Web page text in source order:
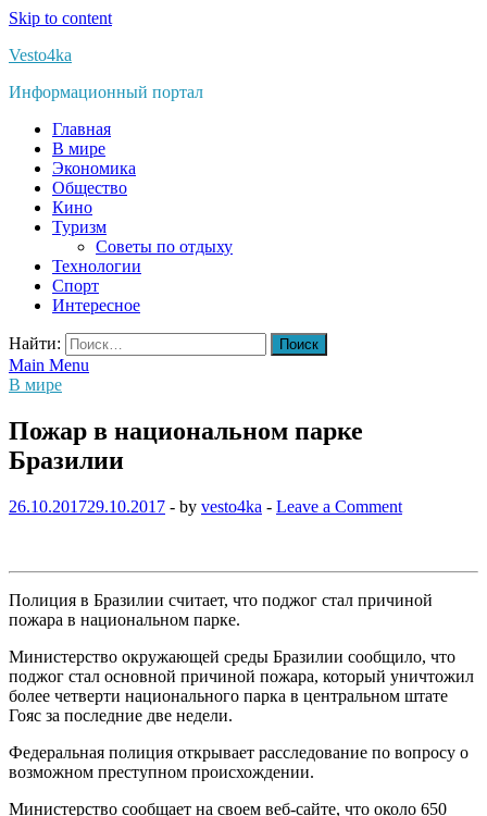
Skip to content
Vesto4ka
Информационный портал
Главная
В мире
Экономика
Общество
Кино
Туризм
Советы по отдыху
Технологии
Спорт
Интересное
Найти:
Main Menu
В мире
Пожар в национальном парке
Бразилии
26.10.201729.10.2017 - by vesto4ka - Leave a Comment
Полиция в Бразилии считает, что поджог стал причиной
пожара в национальном парке.
Министерство окружающей среды Бразилии сообщило, что
поджог стал основной причиной пожара, который уничтожил
более четверти национального парка в центральном штате
Гояс за последние две недели.
Федеральная полиция открывает расследование по вопросу о
возможном преступном происхождении.
Министерство сообщает на своем веб-сайте, что около 650